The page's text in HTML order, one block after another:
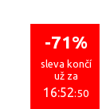
-71%
sleva končí
už za
16:52:49